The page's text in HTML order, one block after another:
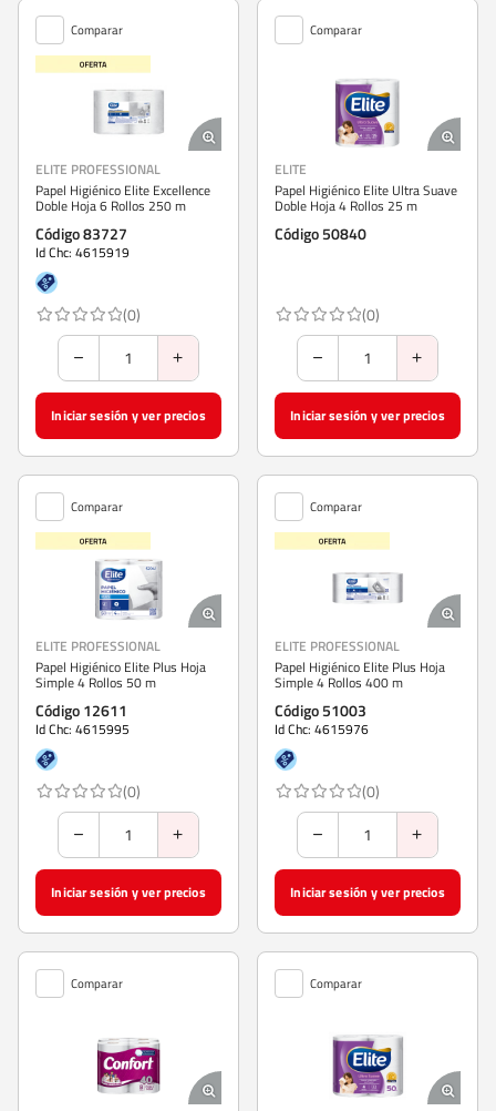
Comparar
ELITE PROFESSIONAL
Papel Higiénico Elite Excellence
Doble Hoja 6 Rollos 250 m
Código 83727
Id Chc: 4615919
(0)
Iniciar sesión y ver precios
Comparar
ELITE
Papel Higiénico Elite Ultra Suave
Doble Hoja 4 Rollos 25 m
Código 50840
(0)
Iniciar sesión y ver precios
Comparar
ELITE PROFESSIONAL
Papel Higiénico Elite Plus Hoja
Simple 4 Rollos 50 m
Código 12611
Id Chc: 4615995
(0)
Iniciar sesión y ver precios
Comparar
ELITE PROFESSIONAL
Papel Higiénico Elite Plus Hoja
Simple 4 Rollos 400 m
Código 51003
Id Chc: 4615976
(0)
Iniciar sesión y ver precios
Comparar Comparar